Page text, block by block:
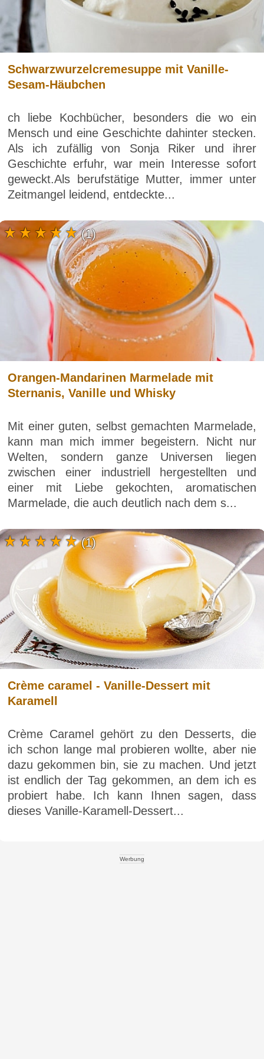
Schwarzwurzelcremesuppe mit Vanille-
Sesam-Häubchen
ch liebe Kochbücher, besonders die wo ein
Mensch und eine Geschichte dahinter stecken.
Als ich zufällig von Sonja Riker und ihrer
Geschichte erfuhr, war mein Interesse sofort
geweckt.Als berufstätige Mutter, immer unter
Zeitmangel leidend, entdeckte...
Orangen-Mandarinen Marmelade mit
Sternanis, Vanille und Whisky
Mit einer guten, selbst gemachten Marmelade,
kann man mich immer begeistern. Nicht nur
Welten, sondern ganze Universen liegen
zwischen einer industriell hergestellten und
einer mit Liebe gekochten, aromatischen
Marmelade, die auch deutlich nach dem s...
(1)
Crème caramel - Vanille-Dessert mit
Karamell
Crème Caramel gehört zu den Desserts, die
ich schon lange mal probieren wollte, aber nie
dazu gekommen bin, sie zu machen. Und jetzt
ist endlich der Tag gekommen, an dem ich es
probiert habe. Ich kann Ihnen sagen, dass
dieses Vanille-Karamell-Dessert...
(1)
Werbung